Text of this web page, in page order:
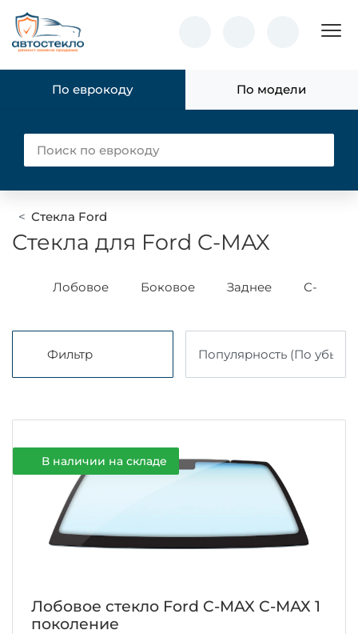
По еврокоду По модели
Стекла Ford
Стекла для Ford C-MAX
Лобовое Боковое Заднее С-МАХ 1
Фильтр
В наличии на складе
Лобовое стекло Ford C-MAX С-МАХ 1
поколение